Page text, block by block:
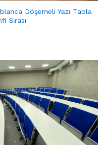
Döşemeli Yazı Tabla
Sırası